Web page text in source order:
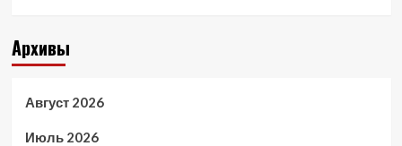
Архивы
Август 2026
Июль 2026